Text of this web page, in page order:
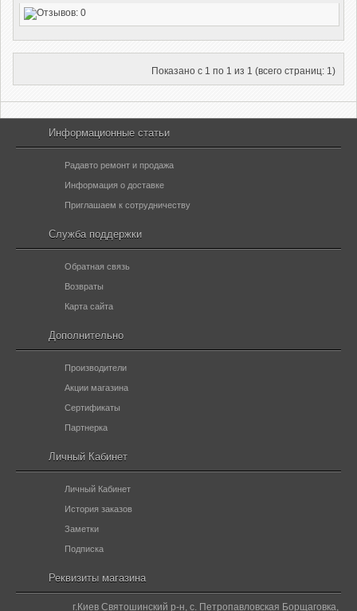
Показано с 1 по 1 из 1 (всего страниц: 1)
Информационные статьи
Радавто ремонт и продажа
Информация о доставке
Приглашаем к сотрудничеству
Служба поддержки
Обратная связь
Возвраты
Карта сайта
Дополнительно
Производители
Акции магазина
Сертификаты
Партнерка
Личный Кабинет
Личный Кабинет
История заказов
Заметки
Подписка
Реквизиты магазина
г.Киев Святошинский р-н, с. Петропавловская Борщаговка,